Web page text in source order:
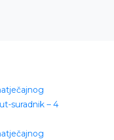
suradnik – 4